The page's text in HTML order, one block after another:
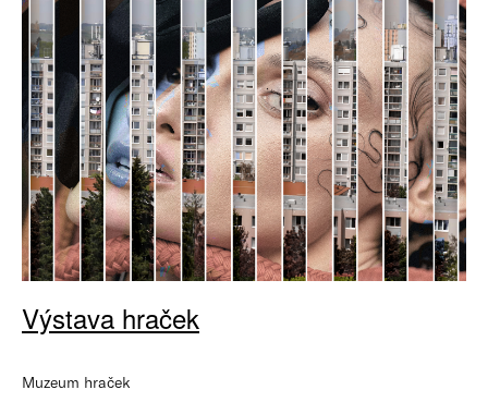
Výstava hraček
Muzeum hraček